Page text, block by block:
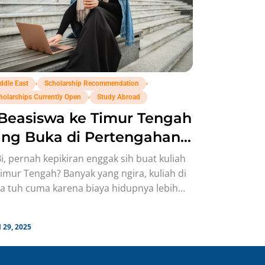
East , Scholarship Recommendation
,
Currently Open
, Study Abroad
ke Timur Tengah
Buka di Pertengahan
pernah kepikiran enggak sih buat kuliah
Tengah? Banyak yang ngira, kuliah di
tuh cuma karena biaya hidupnya lebih
2025